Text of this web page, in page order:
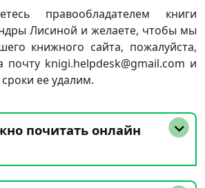
правообладателем книги
Лисиной и желаете, чтобы мы
книжного сайта, пожалуйста,
knigi.helpdesk@gmail.com и
ее удалим.
почитать онлайн